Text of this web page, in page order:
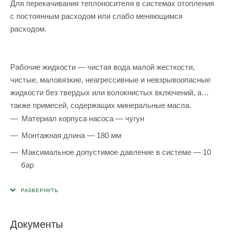
Для перекачивания теплоносителя в системах отопления
с постоянным расходом или слабо меняющимся
расходом.
Рабочие жидкости — чистая вода малой жесткости,
чистые, маловязкие, неагрессивные и невзрывоопасные
жидкости без твердых или волокнистых включений, а
также примесей, содержащих минеральные масла.
Материал корпуса насоса — чугун
Монтажная длина — 180 мм
Максимальное допустимое давление в системе — 10
бар
теплоносителя — до +110°С
среды — до +40°С
Документы